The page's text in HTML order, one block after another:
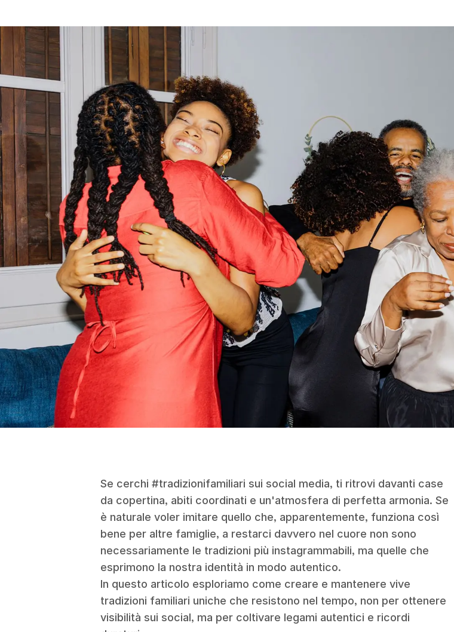
Se cerchi #tradizionifamiliari sui social media, ti ritrovi davanti case
da copertina, abiti coordinati e un'atmosfera di perfetta armonia. Se
è naturale voler imitare quello che, apparentemente, funziona così
bene per altre famiglie, a restarci davvero nel cuore non sono
necessariamente le tradizioni più instagrammabili, ma quelle che
esprimono la nostra identità in modo autentico.
In questo articolo esploriamo come creare e mantenere vive
tradizioni familiari uniche che resistono nel tempo, non per ottenere
visibilità sui social, ma per coltivare legami autentici e ricordi